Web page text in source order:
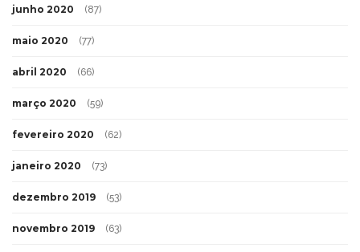
junho 2020 (87)
maio 2020 (77)
abril 2020 (66)
março 2020 (59)
fevereiro 2020 (62)
janeiro 2020 (73)
dezembro 2019 (53)
novembro 2019 (63)